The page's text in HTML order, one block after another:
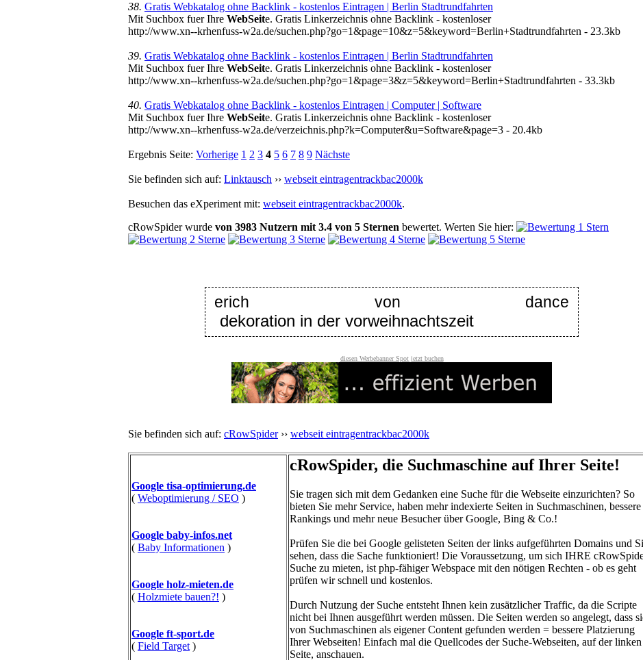
38. Gratis Webkatalog ohne Backlink - kostenlos Eintragen | Berlin Stadtrundfahrten
Mit Suchbox fuer Ihre WebSeite. Gratis Linkerzeichnis ohne Backlink - kostenloser
http://www.xn--krhenfuss-w2a.de/suchen.php?go=1&page=10&z=5&keyword=Berlin+Stadtrundfahrten - 23.3kb
39. Gratis Webkatalog ohne Backlink - kostenlos Eintragen | Berlin Stadtrundfahrten
Mit Suchbox fuer Ihre WebSeite. Gratis Linkerzeichnis ohne Backlink - kostenloser
http://www.xn--krhenfuss-w2a.de/suchen.php?go=1&page=3&z=5&keyword=Berlin+Stadtrundfahrten - 33.3kb
40. Gratis Webkatalog ohne Backlink - kostenlos Eintragen | Computer | Software
Mit Suchbox fuer Ihre WebSeite. Gratis Linkerzeichnis ohne Backlink - kostenloser
http://www.xn--krhenfuss-w2a.de/verzeichnis.php?k=Computer&u=Software&page=3 - 20.4kb
Ergebnis Seite: Vorherige 1 2 3 4 5 6 7 8 9 Nächste
Sie befinden sich auf: Linktausch ›› webseit eintragentrackbac2000k
Besuchen das eXperiment mit: webseit eintragentrackbac2000k.
cRowSpiderwurde von 3983 Nutzern mit 3.4 von 5 Sternen bewertet. Werten Sie hier:
erich von dance
dekoration in der vorweihnachtszeit
diesen Werbebanner Spot jetzt buchen
Sie befinden sich auf: cRowSpider›› webseit eintragentrackbac2000k
Google tisa-optimierung.de
( Weboptimierung / SEO )
Google baby-infos.net
( Baby Informationen )
Google holz-mieten.de
( Holzmiete bauen?! )
Google ft-sport.de
( Field Target )
cRowSpider, die Suchmaschine auf Ihrer Seite!
Sie tragen sich mit dem Gedanken eine Suche für die Webseite einzurichten? So
bieten Sie mehr Service, haben mehr indexierte Seiten in Suchmaschinen, bessere
Rankings und mehr neue Besucher über Google, Bing & Co.!
Prüfen Sie die bei Google gelisteten Seiten der links aufgeführten Domains und
sehen, dass die Sache funktioniert! Die Voraussetzung, um sich IHRE
Suche zu mieten, ist php-fähiger Webspace mit den nötigen Rechten - ob es geht
prüfen wir schnell und kostenlos.
Durch Nutzung der Suche entsteht Ihnen kein zusätzlicher Traffic, da die Scripte
nicht bei Ihnen ausgeführt werden müssen. Die Seiten werden so angelegt, dass
von Suchmaschinen als eigener Content gefunden werden = bessere Platzierung
Ihrer Webseiten! Einfach mal die Quellcodes der Suche-Webseiten, auf der linken
Seite, anschauen.